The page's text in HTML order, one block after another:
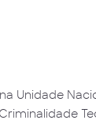
Unidade